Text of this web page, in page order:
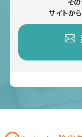
そ
サイトか